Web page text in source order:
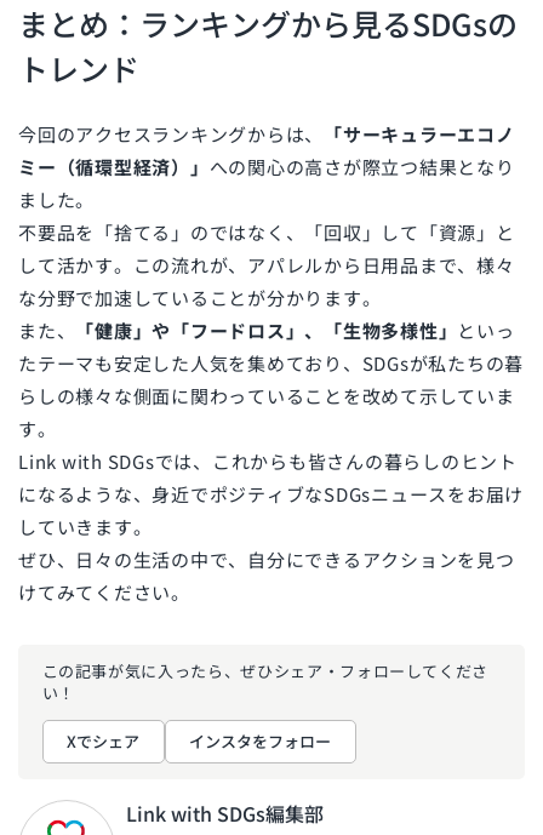
まとめ：ランキングから見るSDGsの
トレンド
今回のアクセスランキングからは、
「サーキュラーエコノ
ミー（循環型経済）」 への関心の高さが際立つ結果となり
ました。
不要品を「捨てる」のではなく、「回収」して「資源」と
して活かす。この流れが、アパレルから日用品まで、様々
な分野で加速していることが分かります。
また、
「健康」や「フードロス」、「生物多様性」 といっ
たテーマも安定した人気を集めており、SDGsが私たちの暮
らしの様々な側面に関わっていることを改めて示していま
す。
Link with SDGsでは、これからも皆さんの暮らしのヒント
になるような、身近でポジティブなSDGsニュースをお届け
していきます。
ぜひ、日々の生活の中で、自分にできるアクションを見つ
けてみてください。
この記事が気に入ったら、ぜひシェア・フォローしてくださ
い！
Xでシェア インスタをフォロー
Link with SDGs編集部